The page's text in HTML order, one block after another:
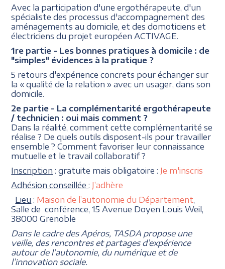
Avec la participation d'une ergothérapeute, d'un
spécialiste des processus d'accompagnement des
aménagements au domicile, et des domoticiens et
électriciens du projet européen ACTIVAGE.
1re partie - Les bonnes pratiques à domicile : de
"simples" évidences à la pratique ?
5 retours d'expérience concrets pour échanger sur
la « qualité de la relation » avec un usager, dans son
domicile.
2e partie - La complémentarité ergothérapeute
/ technicien : oui mais comment ?
Dans la réalité, comment cette complémentarité se
réalise ? De quels outils disposent-ils pour travailler
ensemble ? Comment favoriser leur connaissance
mutuelle et le travail collaboratif ?
Inscription : gratuite mais obligatoire : Je m'inscris
Adhésion conseillée: J’adhère
Lieu : Maison de l’autonomie du Département
Salle de conférence, 15 Avenue Doyen Louis Weil,
38000 Grenoble
Dans le cadre des Apéros, TASDA propose une
veille, des rencontres et partages d’expérience
autour de l’autonomie, du numérique et de
l’innovation sociale.